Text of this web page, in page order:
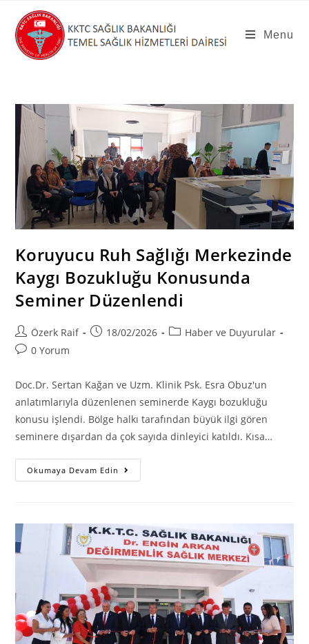
content
Menu
Koruyucu Ruh Sağlığı Merkezinde
Kaygı Bozukluğu Konusunda
Seminer Düzenlendi
Post
author:
Özerk Raif
Post18/02/2026
PostHaber ve Duyurular
Post0 Yorum
Doc.Dr. Sertan Kağan ve Uzm. Klinik Psk. Esra Obuz'un
anlatımlarıyla düzenlenen seminerde Kaygı bozukluğu
konusu işlendi. Bölge halkı tarafından büyük ilgi gören
seminere dışardan da çok sayıda dinleyici katıldı. Kısa…
Okumaya Devam Edin Koruyucu
Ruh
Konusunda
Seminer
Düzenlendi